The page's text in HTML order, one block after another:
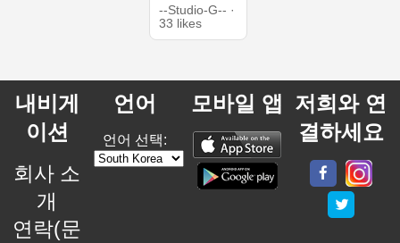
--Studio-G-- ·
33 likes
내비게
이션
회사 소
개
연락(문
언어
언어 선택:
모바일 앱 저희와 연
결하세요